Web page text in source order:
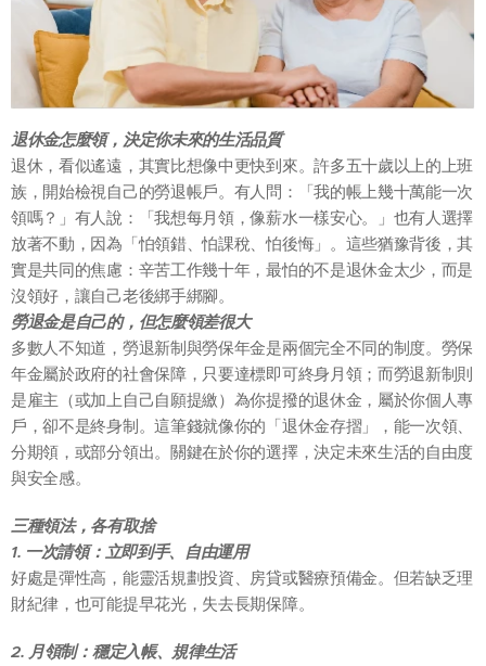
退休金怎麼領，決定你未來的生活品質
退休，看似遙遠，其實比想像中更快到來。許多五十歲以上的上班
族，開始檢視自己的勞退帳戶。有人問：「我的帳上幾十萬能一次
領嗎？」有人說：「我想每月領，像薪水一樣安心。」也有人選擇
放著不動，因為「怕領錯、怕課稅、怕後悔」。這些猶豫背後，其
實是共同的焦慮：辛苦工作幾十年，最怕的不是退休金太少，而是
沒領好，讓自己老後綁手綁腳。
勞退金是自己的，但怎麼領差很大
多數人不知道，勞退新制與勞保年金是兩個完全不同的制度。勞保
年金屬於政府的社會保障，只要達標即可終身月領；而勞退新制則
是雇主（或加上自己自願提繳）為你提撥的退休金，屬於你個人專
戶，卻不是終身制。這筆錢就像你的「退休金存摺」，能一次領、
分期領，或部分領出。關鍵在於你的選擇，決定未來生活的自由度
與安全感。
三種領法，各有取捨
1. 一次請領：立即到手、自由運用
好處是彈性高，能靈活規劃投資、房貸或醫療預備金。但若缺乏理
財紀律，也可能提早花光，失去長期保障。
2. 月領制：穩定入帳、規律生活